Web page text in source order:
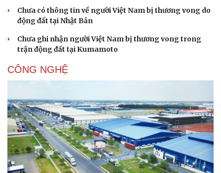
Doanh nhân
Vì cộng đồng
Chuyển đổi số
Chưa có thông tin về người Việt Nam bị thương vong do
động đất tại Nhật Bản
Chưa ghi nhận người Việt Nam bị thương vong trong
trận động đất tại Kumamoto
CÔNG NGHỆ